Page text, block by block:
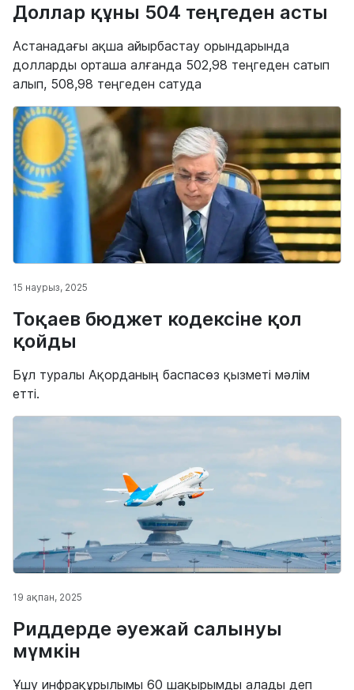
Доллар құны 504 теңгеден асты
Астанадағы ақша айырбастау орындарында
долларды орташа алғанда 502,98 теңгеден сатып
алып, 508,98 теңгеден сатуда
15 наурыз, 2025
Тоқаев бюджет кодексіне қол
қойды
Бұл туралы Ақорданың баспасөз қызметі мәлім
етті.
19 ақпан, 2025
Риддерде әуежай салынуы
мүмкін
Ұшу инфрақұрылымы 60 шақырымды алады деп